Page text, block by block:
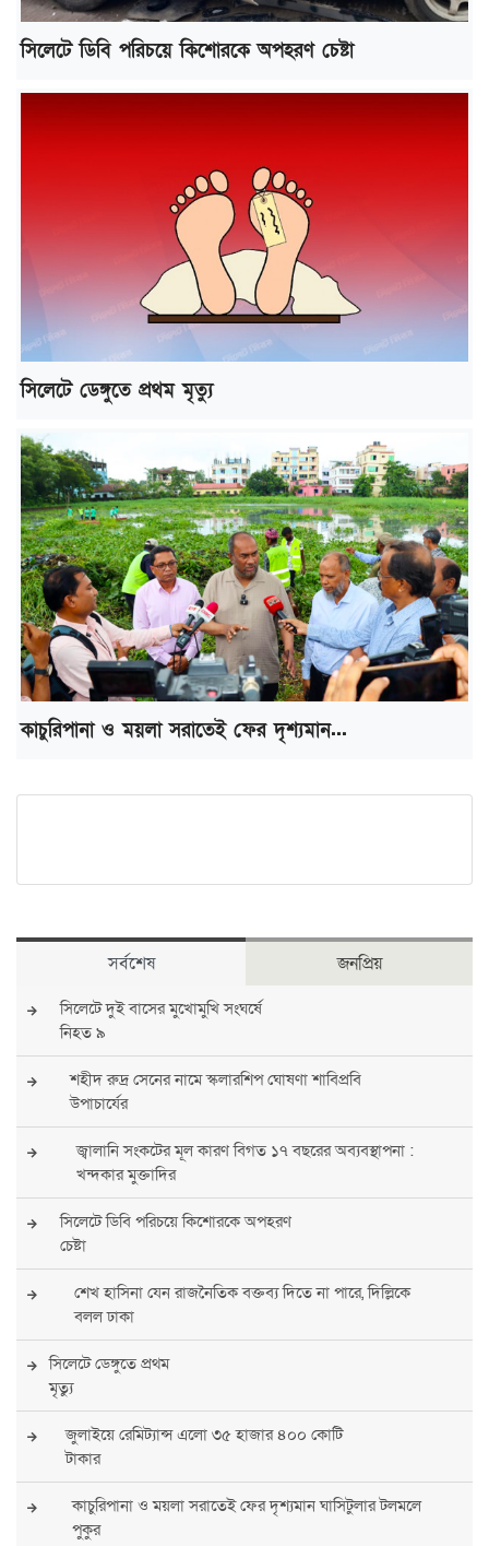
সিলেটে ডিবি পরিচয়ে কিশোরকে অপহরণ চেষ্টা
সিলেটে ডেঙ্গুতে প্রথম মৃত্যু
কাচুরিপানা ও ময়লা সরাতেই ফের দৃশ্যমান...
সর্বশেষ জনপ্রিয়
সিলেটে দুই বাসের মুখোমুখি সংঘর্ষে
নিহত ৯
শহীদ রুদ্র সেনের নামে স্কলারশিপ ঘোষণা শাবিপ্রবি
উপাচার্যের
জ্বালানি সংকটের মূল কারণ বিগত ১৭ বছরের অব্যবস্থাপনা :
খন্দকার মুক্তাদির
সিলেটে ডিবি পরিচয়ে কিশোরকে অপহরণ
চেষ্টা
শেখ হাসিনা যেন রাজনৈতিক বক্তব্য দিতে না পারে, দিল্লিকে
বলল ঢাকা
সিলেটে ডেঙ্গুতে প্রথম
মৃত্যু
জুলাইয়ে রেমিট্যান্স এলো ৩৫ হাজার ৪০০ কোটি
টাকার
কাচুরিপানা ও ময়লা সরাতেই ফের দৃশ্যমান ঘাসিটুলার টলমলে
পুকুর